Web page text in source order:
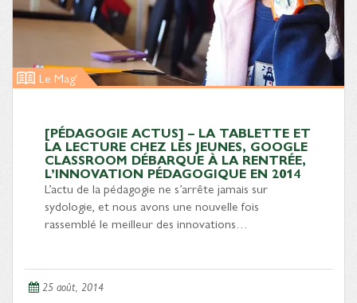
Le Mag'
[PÉDAGOGIE ACTUS] – LA TABLETTE ET
LA LECTURE CHEZ LES JEUNES, GOOGLE
CLASSROOM DÉBARQUE À LA RENTRÉE,
L’INNOVATION PÉDAGOGIQUE EN 2014
L’actu de la pédagogie ne s’arrête jamais sur
sydologie, et nous avons une nouvelle fois
rassemblé le meilleur des innovations…
25 août, 2014